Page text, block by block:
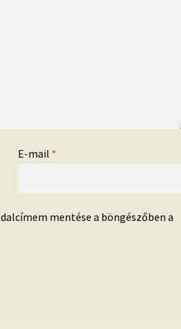
E-mail *
mentése a böngészőben a